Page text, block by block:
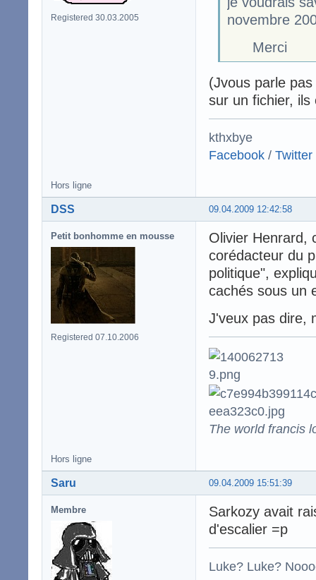
Registered 30.03.2005
novembre
Merci
(Jvous parle
sur un fichier, ils
kthxbye
Facebook / Twitter
Hors ligne
09.04.2009 12:42:58
DSS
Petit bonhomme en mousse
Registered 07.10.2006
Olivier Henrard,
corédacteur du
politique",
cachés sous un
J'veux pas dire,
The world francis
Hors ligne
09.04.2009 15:51:39
Saru
Membre
Sarkozy avait
d'escalier =p
Luke? Luke?